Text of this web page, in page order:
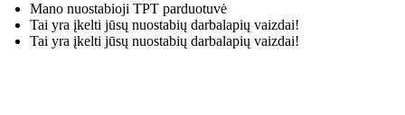
Mano nuostabioji TPT parduotuvė
Tai yra įkelti jūsų nuostabių darbalapių vaizdai!
Tai yra įkelti jūsų nuostabių darbalapių vaizdai!